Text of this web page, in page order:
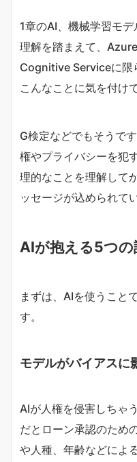
1章のAI、機械学習モ
理解を踏まえて、
Cognitive Serviceに限
こんなことに気を付け
G検定などでもそうで
権やプライバシーを犯
理的なことを理解して
ッセージが込められて
AIが抱える5つの
まずは、AIを使うこと
す。
モデルがバイアスに
AIが人権を侵害しちゃ
だとローン承認のため
や人種、年齢などによ